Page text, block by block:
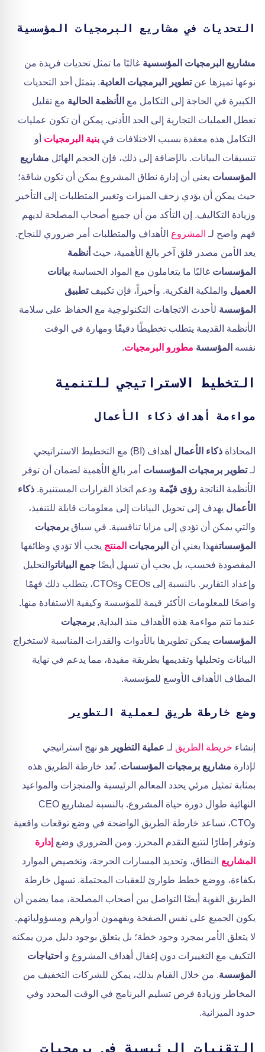
التحديات في مشاريع البرمجيات المؤسسية
مشاريع البرمجيات المؤسسية غالبًا ما تمثل تحديات فريدة من
نوعها تميزها عنتطوير البرمجيات العادية. يتمثل أحد التحديات
الكبيرة في الحاجة إلى التكامل مع الأنظمة الحالية مع تقليل
تعطل العمليات التجارية إلى الحد الأدنى. يمكن أن تكون عمليات
التكامل هذه معقدة بسبب الاختلافات في بنية البرمجيات أو
تنسيقات البيانات. بالإضافة إلى ذلك، فإن الحجم الهائل مشاريع
المؤسسات يعني أن إدارة نطاق المشروع يمكن أن تكون شاقة؛
حيث يمكن أن يؤدي زحف الميزات وتغيير المتطلبات إلى التأخير
وزيادة التكاليف. إن التأكد من أن جميع أصحاب المصلحة لديهم
فهم واضح لـ المشروع الأهداف والمتطلبات أمر ضروري للنجاح.
يعد الأمن مصدر قلق آخر بالغ الأهمية، حيث أنظمة
المؤسسات غالبًا ما يتعاملون مع المواد الحساسة بيانات
العميل والملكية الفكرية. وأخيراً، فإن تكييفتطبيق
المؤسسة لأحدث الاتجاهات التكنولوجية مع الحفاظ على سلامة
الأنظمة القديمة يتطلب تخطيطًا دقيقًا ومهارة في الوقت
نفسه المؤسسة مطورو البرمجيات.
التخطيط الاستراتيجي للتنمية
مواءمة أهداف ذكاء الأعمال
المحاذاة ذكاء الأعمال
أهداف (BI) مع التخطيط الاستراتيجي
لـتطوير برمجيات المؤسسات أمر بالغ الأهمية لضمان أن توفر
الأنظمة الناتجة رؤى قيّمة ودعم اتخاذ القرارات المستنيرة. ذكاء
الأعمال يهدف إلى تحويل البيانات إلى معلومات قابلة للتنفيذ،
والتي يمكن أن تؤدي إلى مزايا تنافسية. في سياق برمجيات
المؤسساتفهذا يعني أن البرمجيات المنتج يجب ألا تؤدي وظائفها
المقصودة فحسب، بل يجب أن تسهل أيضًا جمع البياناتوالتحليل
وإعداد التقارير. بالنسبة إلى CEOs وCTOs، يتطلب ذلك فهمًا
واضحًا للمعلومات الأكثر قيمة للمؤسسة وكيفية الاستفادة منها.
عندما تتم مواءمة هذه الأهداف منذ البداية, برمجيات
المؤسسات يمكن تطويرها بالأدوات والقدرات المناسبة لاستخراج
البيانات وتحليلها وتقديمها بطريقة مفيدة، مما يدعم في نهاية
المطاف الأهداف الأوسع للمؤسسة.
وضع خارطة طريق لعملية التطوير
إنشاء خريطة الطريق لـ عملية التطوير هو نهج استراتيجي
لإدارة مشاريع برمجيات المؤسسات. تُعد خارطة الطريق هذه
بمثابة تمثيل مرئي يحدد المعالم الرئيسية والمنجزات والمواعيد
النهائية طوال دورة حياة المشروع. بالنسبة لمشاريع CEO
وCTO، تساعد خارطة الطريق الواضحة في وضع توقعات واقعية
وتوفر إطارًا لتتبع التقدم المحرز. ومن الضروري وضع إدارة
المشاريع النطاق، وتحديد المسارات الحرجة، وتخصيص الموارد
بكفاءة، ووضع خطط طوارئ للعقبات المحتملة. تسهل خارطة
الطريق القوية أيضًا التواصل بين أصحاب المصلحة، مما يضمن أن
يكون الجميع على نفس الصفحة ويفهمون أدوارهم ومسؤولياتهم.
لا يتعلق الأمر بمجرد وجود خطة؛ بل يتعلق بوجود دليل مرن يمكنه
التكيف مع التغييرات دون إغفال أهداف المشروع و احتياجات
المؤسسة. من خلال القيام بذلك، يمكن للشركات التخفيف من
المخاطر وزيادة فرص تسليم البرنامج في الوقت المحدد وفي
حدود الميزانية.
التقنيات الرئيسية في برمجيات